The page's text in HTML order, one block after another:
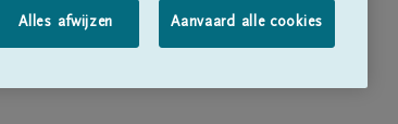
Alles afwijzen Aanvaard alle cookies